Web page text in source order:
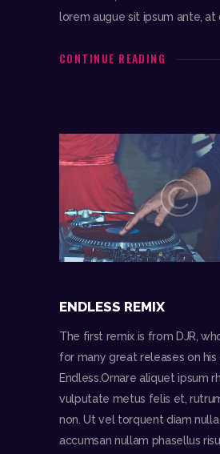
lorem augue sit ipsum ante, at
CONTINUE READING
ENDLESS REMIX
The first remix is from DJR,
for many great releases on
Endless.Ornare aliquet ipsum
vulputate metus felis et,
non. Ut vel torquent diam
accumsan nullam phasellus